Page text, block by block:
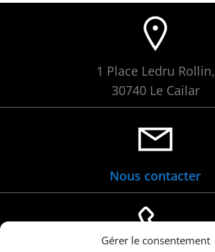
Gérer le consentement
1 Place Ledru Rollin,
30740 Le Cailar
Nous contacter